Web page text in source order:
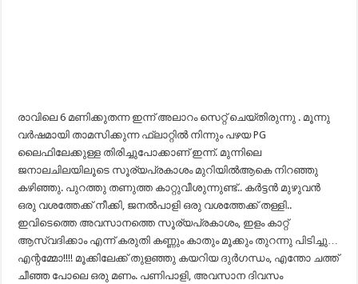
രാവിലെ 6 മണിക്കുതന്ന ഇന്ന് അലാറം സെറ്റ് ചെയ്തിരുന്നു . മൂന്നു
വർഷമായി താമസിക്കുന്ന ഫ്ലാറ്റിൽ നിന്നും പഴയ PG
ലൈഫിലേക്കുള്ള തിരിച്ചുപോക്കാണ് ഇന്ന്. മുന്നിലെ
ജനാലചിലയിലൂടെ സൂര്യപ്രകാശം മുറിയിൽആകെ നിറഞ്ഞു
കഴിഞ്ഞു. പുറത്തു തണുത്ത കാറ്റുവീശുന്നുണ്ട്.. കർട്ടൻ മുഴുവൻ
ഒരു വശത്തേക്ക് നീക്കി, ജനൽപാളി ഒരു വശത്തേക്ക് തള്ളി..
ഇവിടെത്തെ അവസാനത്തെ സൂര്യപ്രകാശം, ഇളം കാറ്റ്
ആസ്വദിക്കാം എന്ന് കരുതി കണ്ണും കാതും മൂക്കും തുറന്നു പിടിച്ചു…
എന്റമ്മോ!!!! മൂക്കിലേക്ക് തുളഞ്ഞു കയറിയ ദുർഗന്ധം, എന്തോ ചത്ത്
ചീഞ്ഞ പോലെ ഒരു മണം. പണിപാളി, അവസാന ദിവസം